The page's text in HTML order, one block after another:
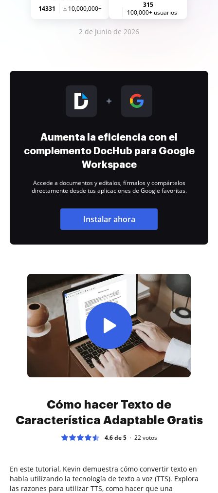
14331 10,000,000+
315
100,000+ usuarios
2 de junio de 2026
Aumenta la eficiencia con el
complemento DocHub para Google
Workspace
Accede a documentos y edítalos, fírmalos y compártelos
directamente desde tus aplicaciones de Google favoritas.
Instalar ahora
Cómo hacer Texto de
Característica Adaptable Gratis
4.6 de 5 22votos
En este tutorial, Kevin demuestra cómo convertir texto en
habla utilizando la tecnología de texto a voz (TTS). Explora
las razones para utilizar TTS, como hacer que una